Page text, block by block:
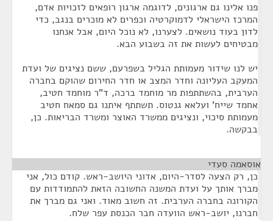
פנו אלינו גם ארגונים, לדוגמה ארגון רופאים לזכויות אדם,
המרכז הישראלי לדמוקרטיה וכפרים לא מוכרים בנגב, כדי
לדון בעוד נושאים. לצערנו, לא נוכל היום, אבל אנחנו
מבטיחים לעשות את זה בשבוע הבא.
יש לנו שידור מעמותת הגליל בשפרעם, ששם נציגים של ועדת
המעקב העליונה וחדר המצב או חדר החירום שהוקם בחברה
הערבית, בהשתתפות מר מוחמד ברכה, ד"ר מוחמד חטיב,
אחמד שייח' ועלאא גנטוס. תשתתף איתנו גם סמאח חטיב
מעמותת סיכוי, ונציגים ממשרד האוצר ומשרד הבריאות. כן,
בבקשה.
אוסאמה סעדי
כן, רק הצעה לסדר-היום, אדוני היושב-ראש. קודם כול, אני
מברך אותך על ועדת המשנה החשובה הזאת להתמודדות עם
הקורונה בחברה הערבית. זה חשוב מאוד. ואני גם מברך את
חברנו, יושב-ראש הוועדה חבר הכנסת עפר שלח.